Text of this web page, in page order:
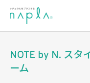
content
NOTE by N. スタ
ーム